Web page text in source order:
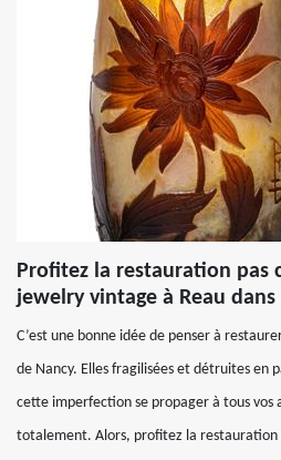
Profitez la restauration pas
jewelry vintage à Reau dans
C’est une bonne idée de penser à
de Nancy. Elles fragilisées et détruites en
cette imperfection se propager à tous vos
totalement. Alors, profitez la restauration